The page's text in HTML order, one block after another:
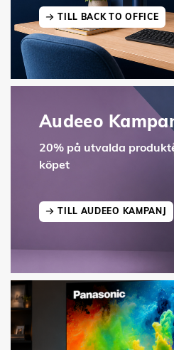
TILL BACK TO OFFICE
Audeeo
20% på utvalda
köpet
TILL AUDEEO KAMPANJ